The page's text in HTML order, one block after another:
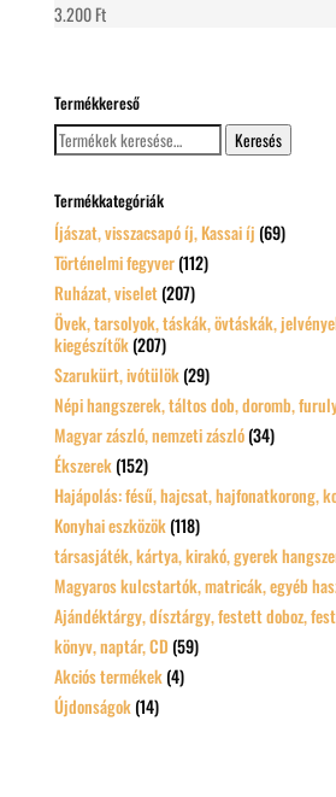
3.200Ft
Termékkereső
Keresés
a
Keresés
Termékkategóriák
Íjászat, visszacsapó íj, Kassai íj (69)
Történelmi fegyver (112)
Ruházat, viselet (207)
Övek, tarsolyok, táskák, övtáskák,
kiegészítők (207)
Szarukürt, ivótülök (29)
Népi hangszerek, táltos dob, doromb,
Magyar zászló, nemzeti zászló (34)
Ékszerek (152)
Hajápolás: fésű, hajcsat, hajfonatkorong,
Konyhai eszközök (118)
társasjáték, kártya, kirakó, gyerek
Magyaros kulcstartók, matricák, egyéb
Ajándéktárgy, dísztárgy, festett doboz,
könyv, naptár, CD (59)
Akciós termékek (4)
Újdonságok (14)